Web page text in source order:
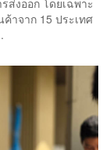
าจาก 15 ประเทศ